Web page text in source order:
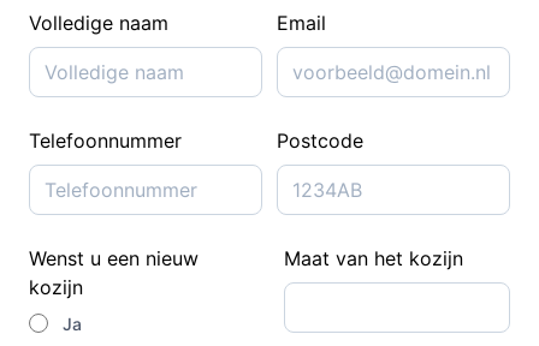
Volledige naam Email
Telefoonnummer Postcode
Wenst u een nieuw
kozijn
Ja
Maat van het kozijn